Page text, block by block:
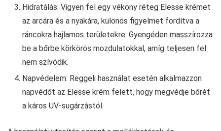
Hidratálás: Vigyen fel egy vékony réteg Elesse krémet
az arcára és a nyakára, különös figyelmet fordítva a
ráncokra hajlamos területekre. Gyengéden masszírozza
be a bőrbe körkörös mozdulatokkal, amíg teljesen fel
nem szívódik.
Napvédelem: Reggeli használat esetén alkalmazzon
napvédőt az Elesse krém felett, hogy megvédje bőrét
a káros UV-sugárzástól.